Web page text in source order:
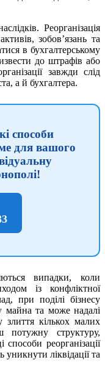
Реорганізація
зобов’язань та
в бухгалтерському
до штрафів або
завжди слід
а й бухгалтера.
способи
для вашого
випадки, коли
із конфліктної
при поділі бізнесу
майна та може надалі
кількох малих
потужну структуру,
реорганізації
ліквідації та